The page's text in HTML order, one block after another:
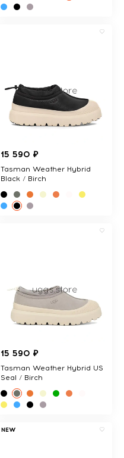
15 590 ₽
Tasman Weather Hybrid
Black / Birch
15 590 ₽
Tasman Weather Hybrid US
Seal / Birch
NEW